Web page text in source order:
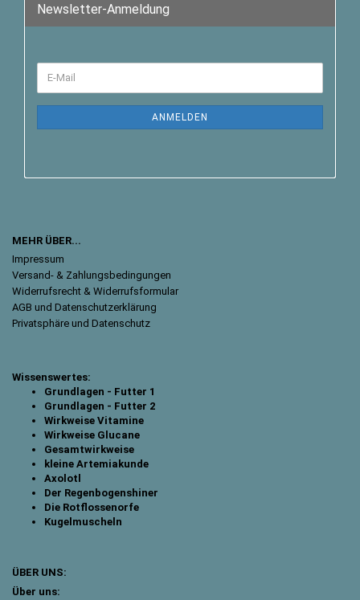
Newsletter-Anmeldung
ANMELDEN
MEHR ÜBER...
Impressum
Versand- & Zahlungsbedingungen
Widerrufsrecht & Widerrufsformular
AGB und Datenschutzerklärung
Privatsphäre und Datenschutz
Wissenswertes:
Grundlagen - Futter 1
Grundlagen - Futter 2
Wirkweise Vitamine
Wirkweise Glucane
Gesamtwirkweise
kleine Artemiakunde
Axolotl
Der Regenbogenshiner
Die Rotflossenorfe
Kugelmuscheln
ÜBER UNS:
Über uns: